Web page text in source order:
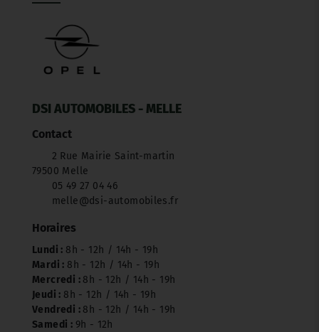
DSI AUTOMOBILES - MELLE
Contact
2 Rue Mairie Saint-martin
79500 Melle
05 49 27 04 46
melle@dsi-automobiles.fr
Horaires
Lundi : 8h - 12h / 14h - 19h
Mardi : 8h - 12h / 14h - 19h
Mercredi : 8h - 12h / 14h - 19h
Jeudi : 8h - 12h / 14h - 19h
Vendredi : 8h - 12h / 14h - 19h
Samedi : 9h - 12h